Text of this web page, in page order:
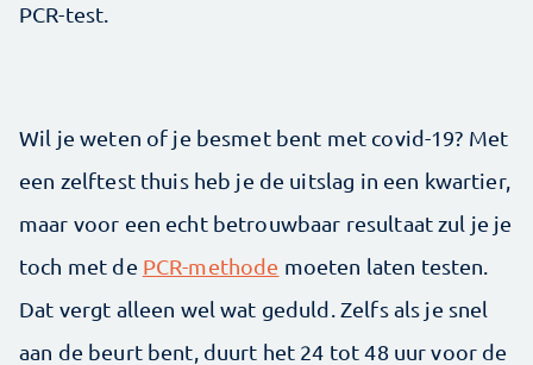
PCR-test.
Wil je weten of je besmet bent met covid-19? Met
een zelftest thuis heb je de uitslag in een kwartier,
maar voor een echt betrouwbaar resultaat zul je je
toch met de PCR-methode moeten laten testen.
Dat vergt alleen wel wat geduld. Zelfs als je snel
aan de beurt bent, duurt het 24 tot 48 uur voor de